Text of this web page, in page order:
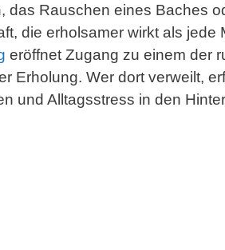
das Rauschen eines Baches
die erholsamer wirkt als jede
eröffnet Zugang zu einem der
Erholung. Wer dort verweilt,
und Alltagsstress in den